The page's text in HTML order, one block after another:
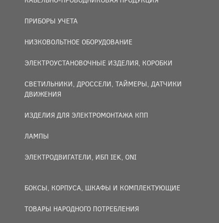
ПРИБОРЫ УЧЕТА
НИЗКОВОЛЬТНОЕ ОБОРУДОВАНИЕ
ЭЛЕКТРОУСТАНОВОЧНЫЕ ИЗДЕЛИЯ, КОРОБКИ
СВЕТИЛЬНИКИ, ДРОССЕЛИ, ТАЙМЕРЫ, ДАТЧИКИ
ДВИЖЕНИЯ
ИЗДЕЛИЯ ДЛЯ ЭЛЕКТРОМОНТАЖА КПП
ЛАМПЫ
ЭЛЕКТРОДВИГАТЕЛИ, ИБП IEK, ONI
БОКСЫ, КОРПУСА, ШКАФЫ И КОМПЛЕКТУЮЩИЕ
ТОВАРЫ НАРОДНОГО ПОТРЕБЛЕНИЯ